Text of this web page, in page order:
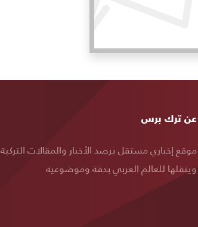
خريطة
عن ترك برس
موقع إخباري مستقل يرصد الأخبار والمقالات التركية
وينقلها للعالم العربي بدقة وموضوعية